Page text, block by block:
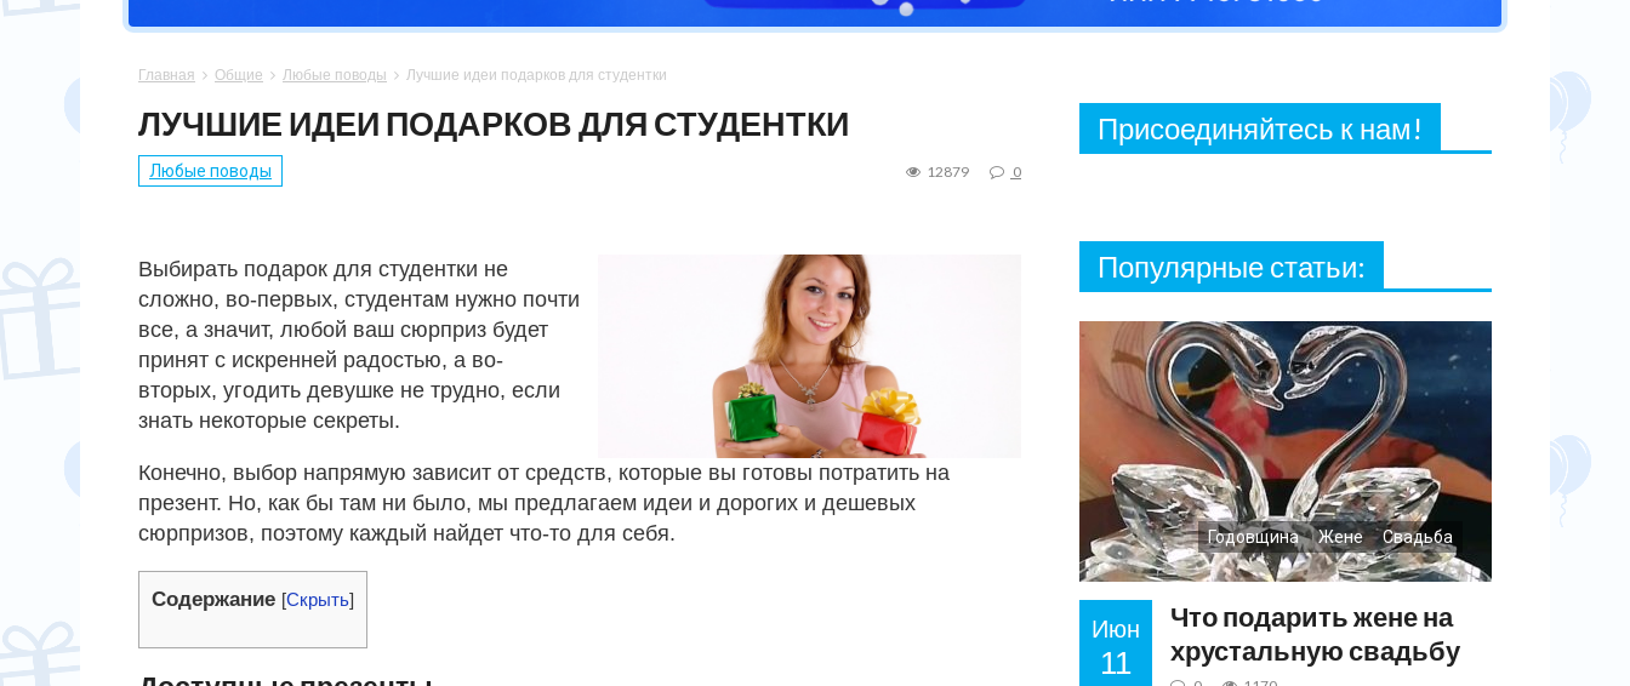
СПОРТСМЕНУ
27 ФЕВРАЛЯ, 2021
МАМЕ
ПОДРУГЕ
ПАПЕ
СЫНУ
ПАСХА
ЮБИЛЕЙ
Главная  Общие  Любые поводы  Лучшие идеи подарков для студентки
ЛУЧШИЕ ИДЕИ ПОДАРКОВ ДЛЯ СТУДЕНТКИ
Любые поводы 12879 0
Выбирать подарок для студентки не
сложно, во-первых, студентам нужно почти
все, а значит, любой ваш сюрприз будет
принят с искренней радостью, а во-
вторых, угодить девушке не трудно, если
знать некоторые секреты.
Конечно, выбор напрямую зависит от средств, которые вы готовы потратить на
презент. Но, как бы там ни было, мы предлагаем идеи и дорогих и дешевых
сюрпризов, поэтому каждый найдет что-то для себя.
Содержание [Скрыть]
Присоединяйтесь к нам!
Популярные статьи:
Годовщина Жене Свадьба
Июн
11
Что подарить жене на
хрустальную свадьбу